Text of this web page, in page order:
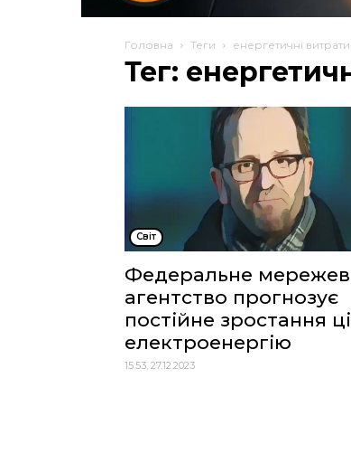
Головна Теги енергетичні витрати
Тег:
Cвіт
Федеральне
агентство прогнозує
постійне зростання
електроенергію
15:53, 27.12.2023